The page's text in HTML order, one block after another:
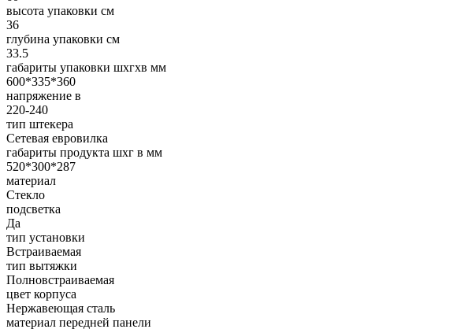
высота упаковки см
36
глубина упаковки см
33.5
габариты упаковки шxгxв мм
600*335*360
напряжение в
220-240
тип штекера
Сетевая евровилка
габариты продукта шхг в мм
520*300*287
материал
Стекло
подсветка
Да
тип установки
Встраиваемая
тип вытяжки
Полновстраиваемая
цвет корпуса
Нержавеющая сталь
материал передней панели